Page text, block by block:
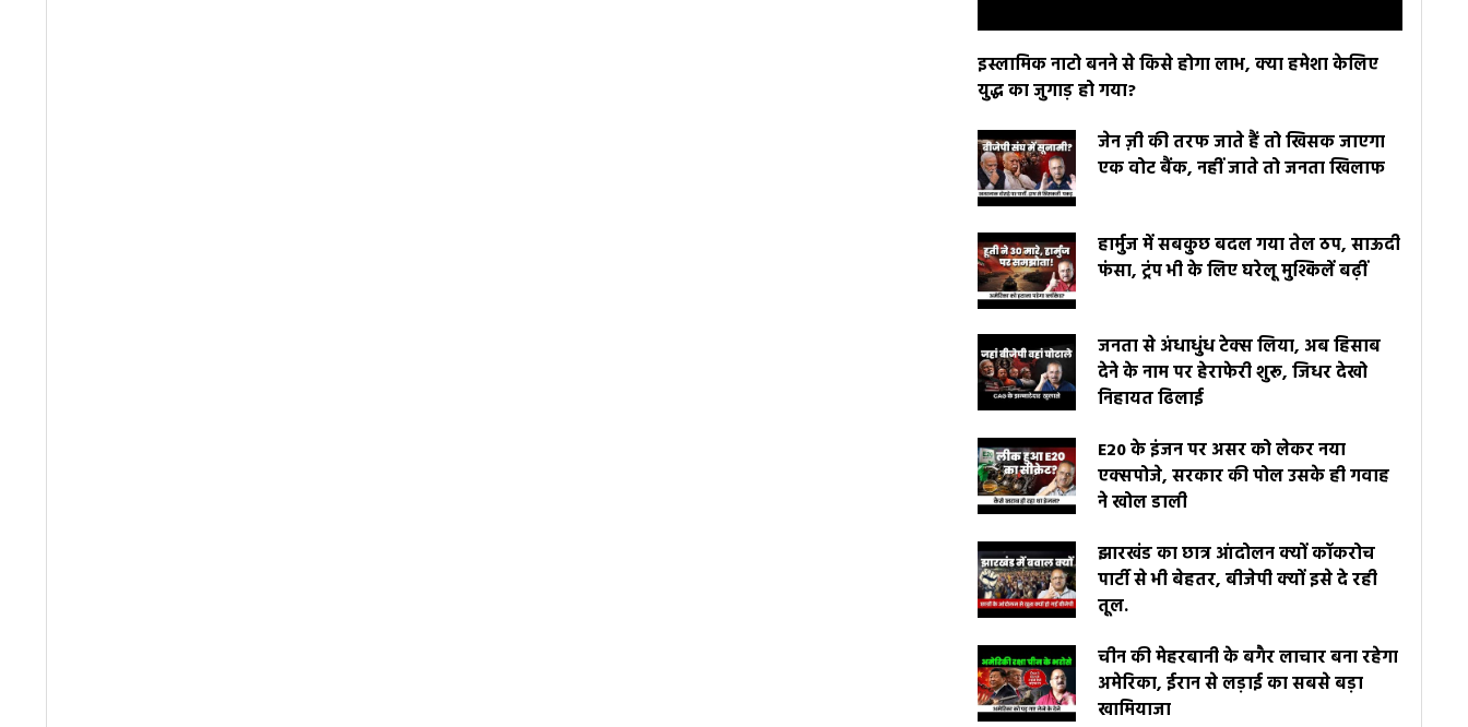
इस्लामिक नाटो बनने से किसे होगा लाभ, क्या हमेशा केलिए
युद्ध का जुगाड़ हो गया?
जेन ज़ी की तरफ जाते हैं तो खिसक जाएगा
एक वोट बैंक, नहीं जाते तो जनता खिलाफ
हार्मुज में सबकुछ बदल गया तेल ठप, साऊदी
फंसा, ट्रंप भी के लिए घरेलू मुश्किलें बढ़ीं
जनता से अंधाधुंध टेक्स लिया, अब हिसाब
देने के नाम पर हेराफेरी शुरू, जिधर देखो
निहायत ढिलाई
E20 के इंजन पर असर को लेकर नया
एक्सपोजे, सरकार की पोल उसके ही गवाह
ने खोल डाली
झारखंड का छात्र आंदोलन क्यों कॉकरोच
पार्टी से भी बेहतर, बीजेपी क्यों इसे दे रही
तूल.
चीन की मेहरबानी के बगैर लाचार बना रहेगा
अमेरिका, ईरान से लड़ाई का सबसे बड़ा
खामियाजा